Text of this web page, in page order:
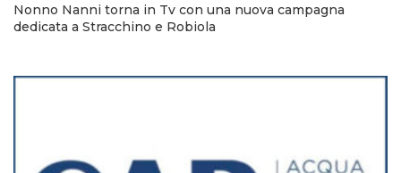
Nonno Nanni torna in Tv con una nuova campagna
dedicata a Stracchino e Robiola